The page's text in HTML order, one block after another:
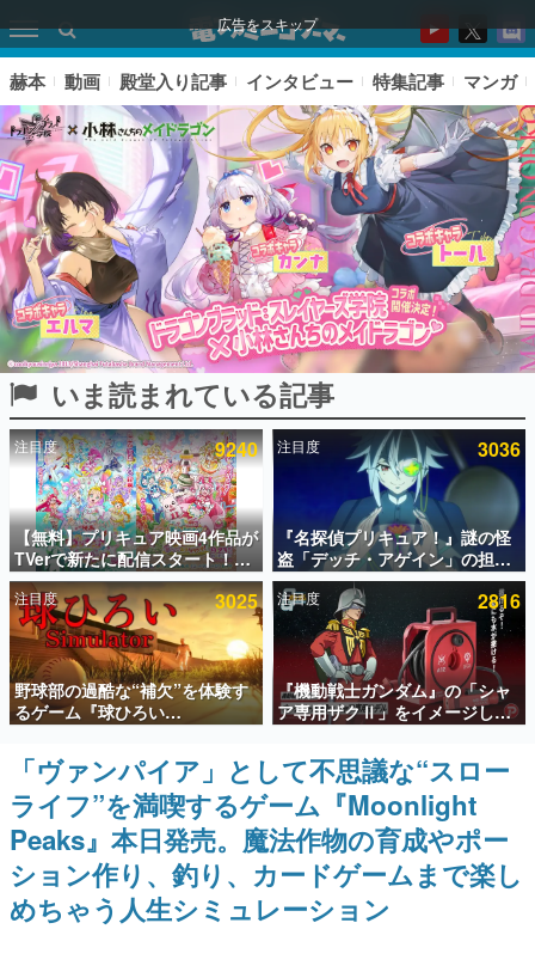
広告をスキップ
ピックアップ
電ファミのいま読まれている記事ランキング
アプリセール情報
インタビュー
連載・特集一覧
殿堂入り記事
SNS拡散数が数千以上！ ページビュー数万以上！ などな
ど。多くの人々に読まれた、電ファミ渾身の“殿堂入り”記
事をまとめました。
ゲームの企画書
名作ゲームクリエイターの方々に製作時のエピソードをお
聞きし、ヒットする企画（ゲーム）とは何か？を探ってい
きます。
この物語を解いてはいけない。『赫本』は、〈試験問題〉
の形をした短編ホラー小説集です。
赫本 動画 殿堂入り記事 インタビュー 特集記事 マンガ
いま読まれている記事
注目度 9240
【無料】プリキュア映画4作品が
TVerで新たに配信スタート！な
んと2018年～2024年の映画ほぼ
すべてが見放題に、ぶっちゃけ
ありえないラインナップ
注目度 3036
『名探偵プリキュア！』謎の怪
盗「デッチ・アゲイン」の担当
キャストは天﨑滉平さんと判
明。『Re:ゼロから始める異世
界生活』オットー役、『ヒプノ
シスマイク』山田三郎役など
注目度 3025
野球部の過酷な“補欠”を体験す
るゲーム『球ひろい
Simulator』が「1件」のウィッ
シュリストをもとにチェコ語に
対応しSNSで話題に。『キング
ダム・カム』開発元やチェコの
プロ野球選手から称賛の声
注目度 2816
『機動戦士ガンダム』の「シャ
ア専用ザクⅡ」をイメージした
散水ホースリールが予約開始。
本体にはシャアのパーソナルマ
ークやジオン公国軍のエンブレ
ム、型式番号などを配置
「ヴァンパイア」として不思議な“スロー
ライフ”を満喫するゲーム『Moonlight
Peaks』本日発売。魔法作物の育成やポー
ション作り、釣り、カードゲームまで楽し
めちゃう人生シミュレーション